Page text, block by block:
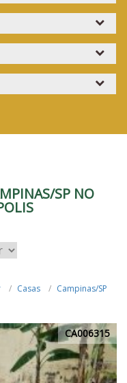
SP NO
Casas
Campinas/SP
CA006315